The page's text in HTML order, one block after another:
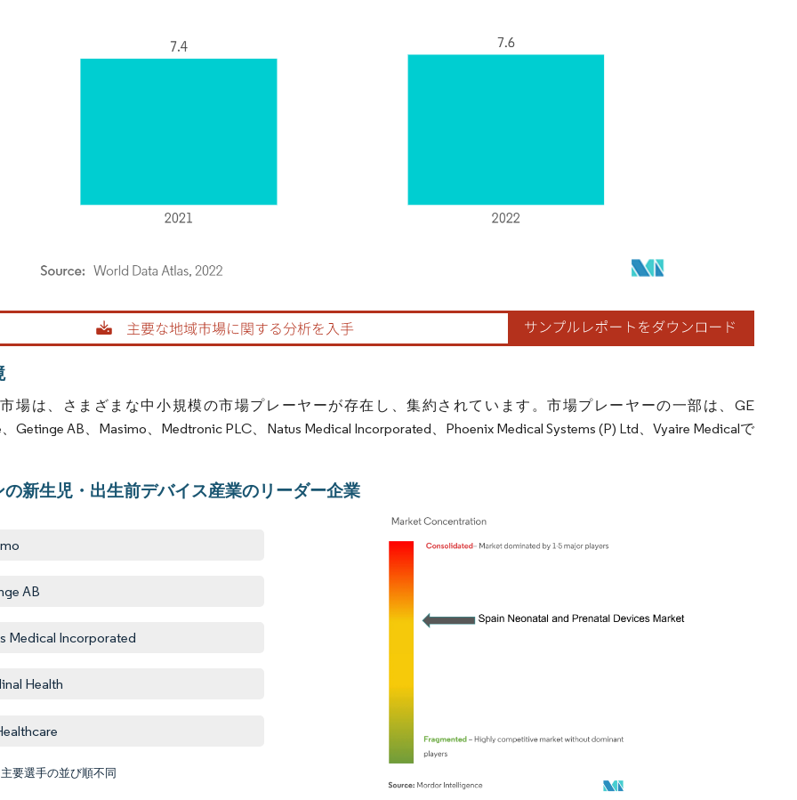
Intelligence。再利用にはCC BY 4.0の表示が必要です。
場は、さまざまな中小規模の市場プレーヤーが存在し、集約されています。市場プレーヤーの一部は、GE
Getinge AB、Masimo、Medtronic PLC、Natus Medical Incorporated、Phoenix Medical Systems (P) Ltd、Vyaire Medicalで
の新生児・出生前デバイス産業のリーダー企業
AB
Medical Incorporated
Health
要選手の並び順不同